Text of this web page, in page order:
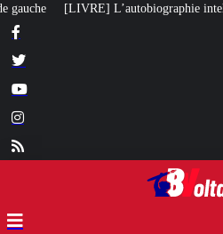
de Michel Maffesoli Pour